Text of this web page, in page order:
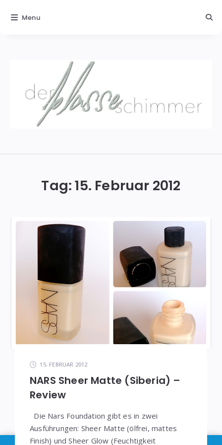
Tag:15. Februar 2012
15. FEBRUAR 2012
NARS Sheer Matte (Siberia) –
Review
Die Nars Foundation gibt es in zwei
Ausführungen: Sheer Matte (ölfrei, mattes
Finish) und Sheer Glow (Feuchtigkeit
Menu